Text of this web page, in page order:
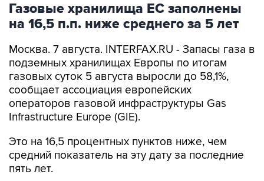
Газовые хранилища ЕС заполнены
на 16,5 п.п. ниже среднего за 5 лет
Москва. 7 августа. INTERFAX.RU - Запасы газа в
подземных хранилищах Европы по итогам
газовых суток 5 августа выросли до 58,1%,
сообщает ассоциация европейских
операторов газовой инфраструктуры Gas
Infrastructure Europe (GIE).
Это на 16,5 процентных пунктов ниже, чем
средний показатель на эту дату за последние
пять лет.